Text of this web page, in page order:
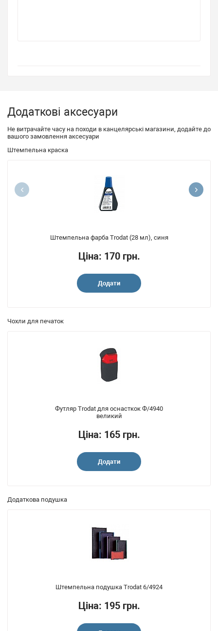
Додаткові аксесуари
Не витрачайте часу на походи в канцелярські магазини, додайте до
вашого замовлення аксесуари
Штемпельна краска
Штемпельна фарба Trodat (28 мл), синя
Ціна: 170 грн.
Додати
Чохли для печаток
Футляр Trodat для оснасткок Ф/4940
великий
Ціна: 165 грн.
Додати
Додаткова подушка
Штемпельна подушка Trodat 6/4924
Ціна: 195 грн.